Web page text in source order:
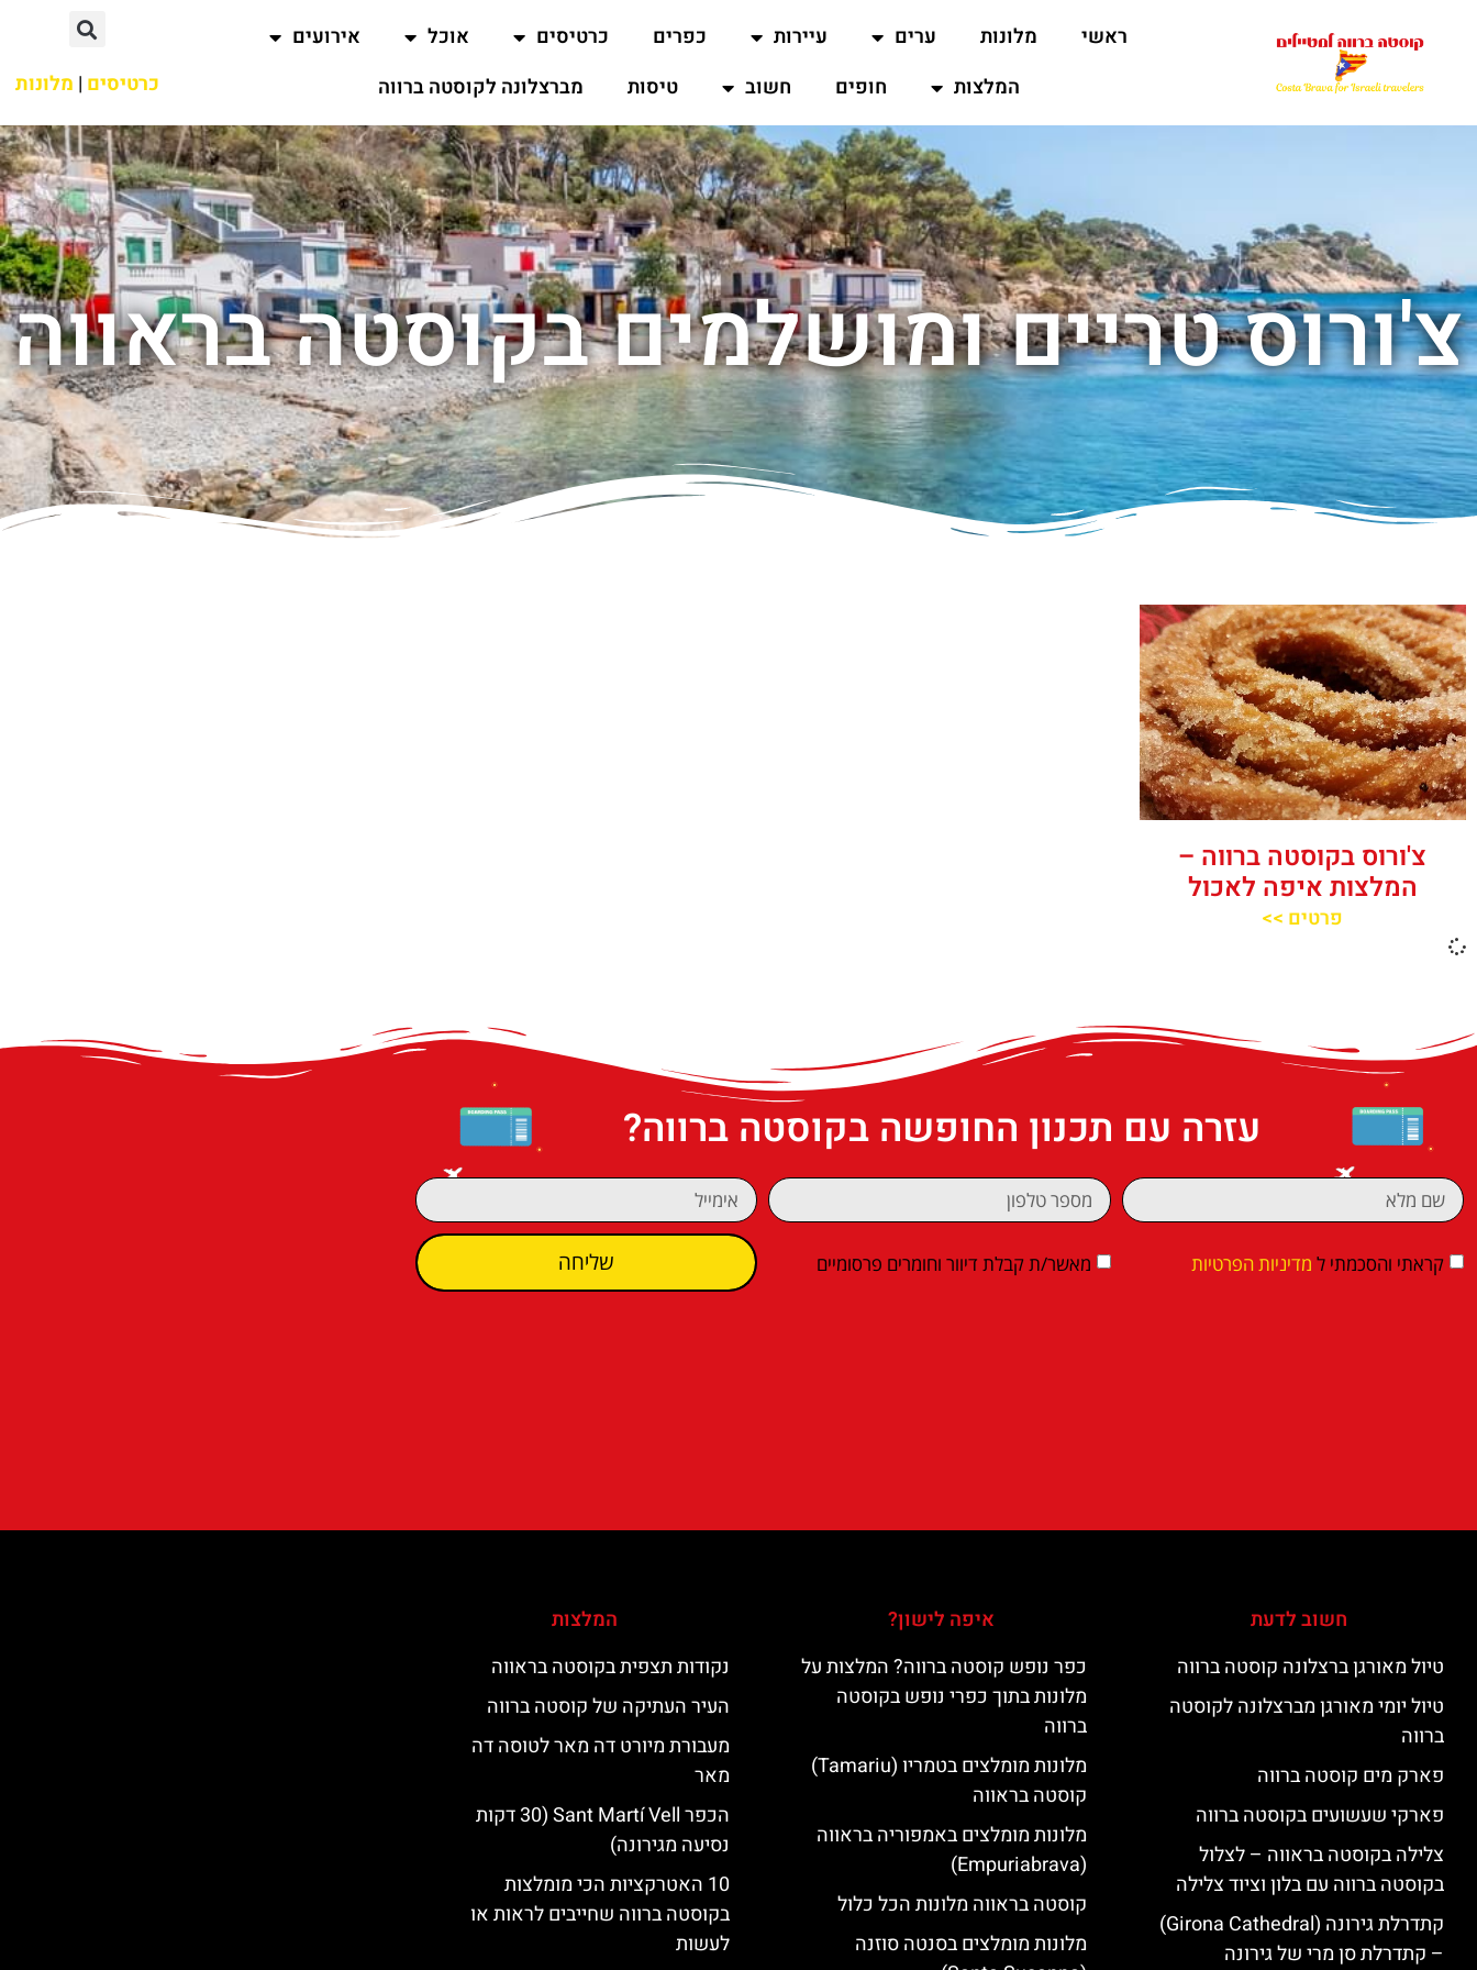
ראשי מלונות ערים עיירות כפרים כרטיסים אוכל
אירועים
המלצות
חופים חשוב טיסות מברצלונה לקוסטה ברווה כרטיסים | מלונות
צ'ורוס טריים ומושלמים בקוסטה בראווה
צ'ורוס בקוסטה ברווה –
המלצות איפה לאכול
פרטים >>
עזרה עם תכנון החופשה בקוסטה ברווה?
קראתי והסכמתי ל מדיניות הפרטיות מאשר/ת קבלת דיוור וחומרים פרסומיים שליחה
חשוב לדעת
טיול מאורגן ברצלונה קוסטה ברווה
טיול יומי מאורגן מברצלונה לקוסטה
ברווה
פארק מים קוסטה ברווה
פארקי שעשועים בקוסטה ברווה
צלילה בקוסטה בראווה – לצלול
בקוסטה ברווה עם בלון וציוד צלילה
קתדרלת גירונה (Girona Cathedral)
– קתדרלת סן מרי של גירונה
איפה לישון?
כפר נופש קוסטה ברווה? המלצות על
מלונות בתוך כפרי נופש בקוסטה
ברווה
מלונות מומלצים בטמריו (Tamariu)
קוסטה בראווה
מלונות מומלצים באמפוריה בראווה
(Empuriabrava)
קוסטה בראווה מלונות הכל כלול
מלונות מומלצים בסנטה סוזנה
המלצות
נקודות תצפית בקוסטה בראווה
העיר העתיקה של קוסטה ברווה
מעבורת מיורט דה מאר לטוסה דה
מאר
הכפר Sant Martí Vell (30 דקות
נסיעה מגירונה)
10 האטרקציות הכי מומלצות
בקוסטה ברווה שחייבים לראות או
לעשות